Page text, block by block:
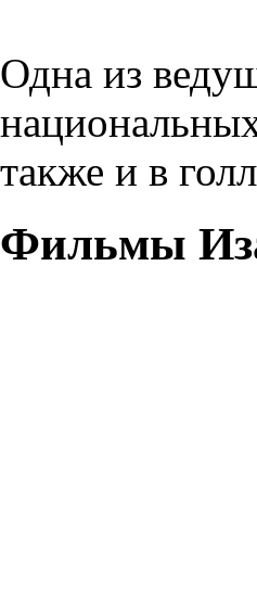
Одна из
также и в
Фильмы